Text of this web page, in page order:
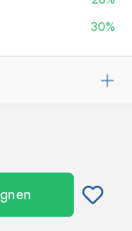
30%